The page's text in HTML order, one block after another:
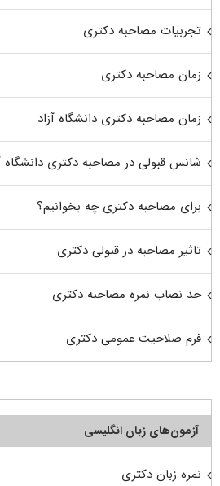
تجربیات مصاحبه دکتری
زمان مصاحبه دکتری
زمان مصاحبه دکتری دانشگاه آزاد
شانس قبولی در مصاحبه دکتری دانشگاه
برای مصاحبه دکتری چه بخوانیم؟
تاثیر مصاحبه در قبولی دکتری
حد نصاب نمره مصاحبه دکتری
فرم صلاحیت عمومی دکتری
آزمون‌های زبان انگلیسی
نمره زبان دکتری